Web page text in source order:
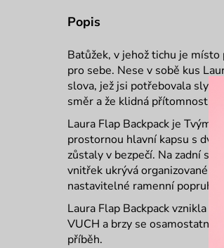
Popis
Batůžek, v jehož tichu je
pro sebe. Nese v sobě kus
slova, jež jsi potřebovala
směr a že klidná přítomnost
Laura Flap Backpack je Tvým
prostornou hlavní kapsu s
zůstaly v bezpečí. Na zadní
vnitřek ukrývá organizované
nastavitelné ramenní popruhy,
Laura Flap Backpack vznikla
VUCH a brzy se
příběh.